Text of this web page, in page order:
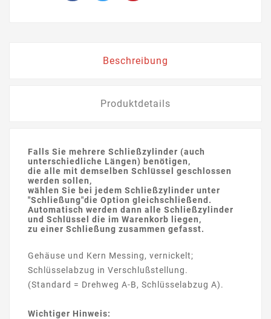
Beschreibung
Produktdetails
Falls Sie mehrere Schließzylinder (auch
unterschiedliche Längen) benötigen,
die alle mit demselben Schlüssel geschlossen
werden sollen,
wählen Sie bei jedem Schließzylinder unter
"Schließung"die Option gleichschließend.
Automatisch werden dann alle Schließzylinder
und Schlüssel die im Warenkorb liegen,
zu einer Schließung zusammen gefasst.
Gehäuse und Kern Messing, vernickelt;
Schlüsselabzug in Verschlußstellung.
(Standard = Drehweg A-B, Schlüsselabzug A).
Wichtiger Hinweis: